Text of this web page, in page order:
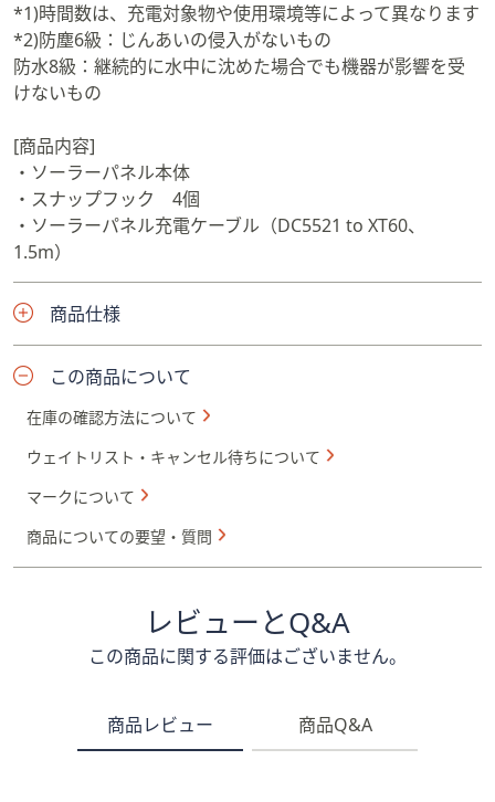
*1)時間数は、充電対象物や使用環境等によって異なります
*2)防塵6級：じんあいの侵入がないもの
防水8級：継続的に水中に沈めた場合でも機器が影響を受
けないもの
[商品内容]
・ソーラーパネル本体
・スナップフック 4個
・ソーラーパネル充電ケーブル（DC5521 to XT60、
1.5m）
商品仕様
この商品について
在庫の確認方法について
ウェイトリスト・キャンセル待ちについて
マークについて
商品についての要望・質問
レビューとQ&A
この商品に関する評価はございません。
商品レビュー 商品Q&A